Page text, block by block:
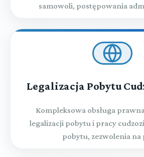
samowoli, postępowania
Legalizacja Pobytu
Kompleksowa obsługa
legalizacji pobytu i pracy
pobytu, zezwolenia na